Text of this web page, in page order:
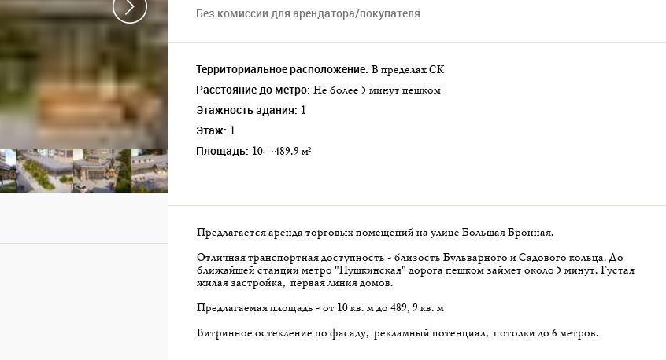
Без комиссии для арендатора/покупателя
Территориальное расположение: в пределах СК
Расстояние до метро: не более 5 минут пешком
Этажность здания: 1
Этаж: 1
Площадь: 10—489.9 м²
Предлагается аренда торговых помещений на улице Большая Бронная.
Отличная транспортная доступность - близость Бульварного и Садового кольца. До
ближайшей станции метро "Пушкинская" дорога пешком займет около 5 минут. Густая
жилая застройка, первая линия домов.
Предлагаемая площадь - от 10 кв. м до 489,9 кв. м
Витринное остекление по фасаду, рекламный потенциал, потолки до 6 метров.